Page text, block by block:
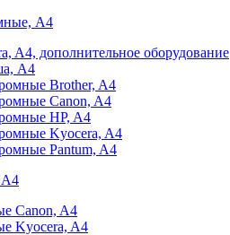
А4
A4, дополнительное оборудование
А4
Brother, A4
Canon, A4
HP, A4
Kyocera, A4
Pantum, A4
А4
Canon, A4
Kyocera, A4